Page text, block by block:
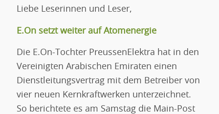
Liebe Leserinnen und Leser,
E.On setzt weiter auf Atomenergie
Die E.On-Tochter PreussenElektra hat in den
Vereinigten Arabischen Emiraten einen
Dienstleitungsvertrag mit dem Betreiber von
vier neuen Kernkraftwerken unterzeichnet.
So berichtete es am Samstag die Main-Post